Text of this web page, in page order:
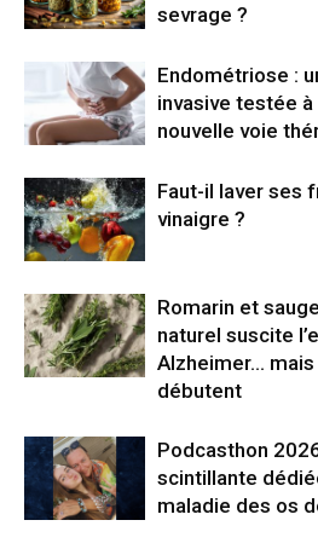
sevrage ?
Endométriose :
invasive testée à
nouvelle voie
Faut-il laver ses
vinaigre ?
Romarin et
naturel suscite
Alzheimer…
débutent
Podcasthon
scintillante
maladie des os